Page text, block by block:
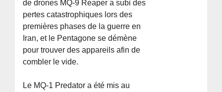
de drones MQ-9 Reaper a subi des
pertes catastrophiques lors des
premières phases de la guerre en
Iran, et le Pentagone se démène
pour trouver des appareils afin de
combler le vide.
Le MQ-1 Predator a été mis au